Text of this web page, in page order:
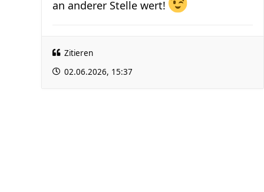
an anderer Stelle wert!
Zitieren
02.06.2026, 15:37